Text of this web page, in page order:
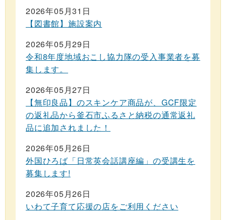
2026年05月31日
【図書館】施設案内
2026年05月29日
令和8年度地域おこし協力隊の受入事業者を募
集します。
2026年05月27日
【無印良品】のスキンケア商品が、GCF限定
の返礼品から釜石市ふるさと納税の通常返礼
品に追加されました！
2026年05月26日
外国ひろば「日常英会話講座編」の受講生を
募集します!
2026年05月26日
いわて子育て応援の店をご利用ください